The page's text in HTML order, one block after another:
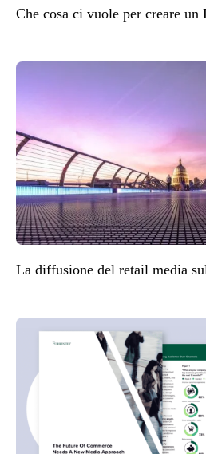
Che cosa ci vuole per creare
La diffusione del retail media